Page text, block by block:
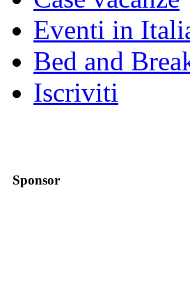
Eventi in
Bed and
Iscriviti
Sponsor